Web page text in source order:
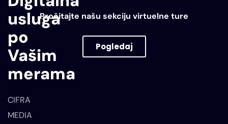
usluga
po
Vašim
merama
CIFRA
MEDIA
Pročitajte našu sekciju virtuelne ture
Pogledaj
VIRTUELNE TURE